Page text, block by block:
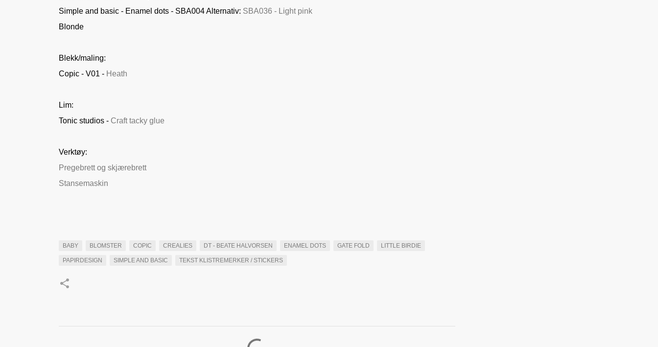
Simple and basic - Enamel dots - SBA004 Alternativ: SBA036 - Light pink
Blonde
Blekk/maling:
Copic - V01 - Heath
Lim:
Tonic studios - Craft tacky glue
Verktøy:
Pregebrett og skjærebrett
Stansemaskin
BABY BLOMSTER COPIC CREALIES DT - BEATE HALVORSEN ENAMEL DOTS GATE FOLD LITTLE BIRDIE
PAPIRDESIGN SIMPLE AND BASIC TEKST KLISTREMERKER / STICKERS